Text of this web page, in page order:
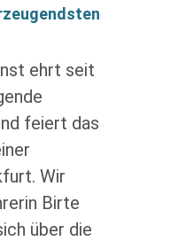
ehrt seit
feiert das
Wir
Birte
über die